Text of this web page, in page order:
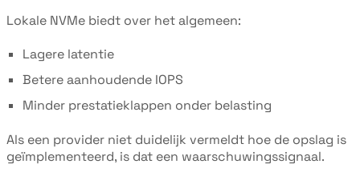
Lokale NVMe biedt over het algemeen:
Lagere latentie
Betere aanhoudende IOPS
Minder prestatieklappen onder belasting
Als een provider niet duidelijk vermeldt hoe de opslag is
geïmplementeerd, is dat een waarschuwingssignaal.